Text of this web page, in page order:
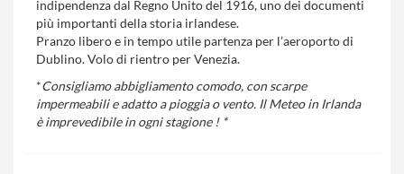
indipendenza dal Regno Unito del 1916, uno dei documenti
più importanti della storia irlandese.
Pranzo libero e in tempo utile partenza per l’aeroporto di
Dublino. Volo di rientro per Venezia.
*Consigliamo abbigliamento comodo, con scarpe
impermeabili e adatto a pioggia o vento. Il Meteo in Irlanda
è imprevedibile in ogni stagione ! *